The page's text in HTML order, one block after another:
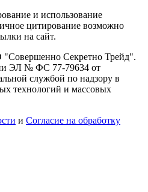
и использование
цитирование возможно
на сайт.
Секретно Трейд".
ЭЛ № ФС 77-79634 от
службой по надзору в
технологий и массовых
и Согласие на обработку